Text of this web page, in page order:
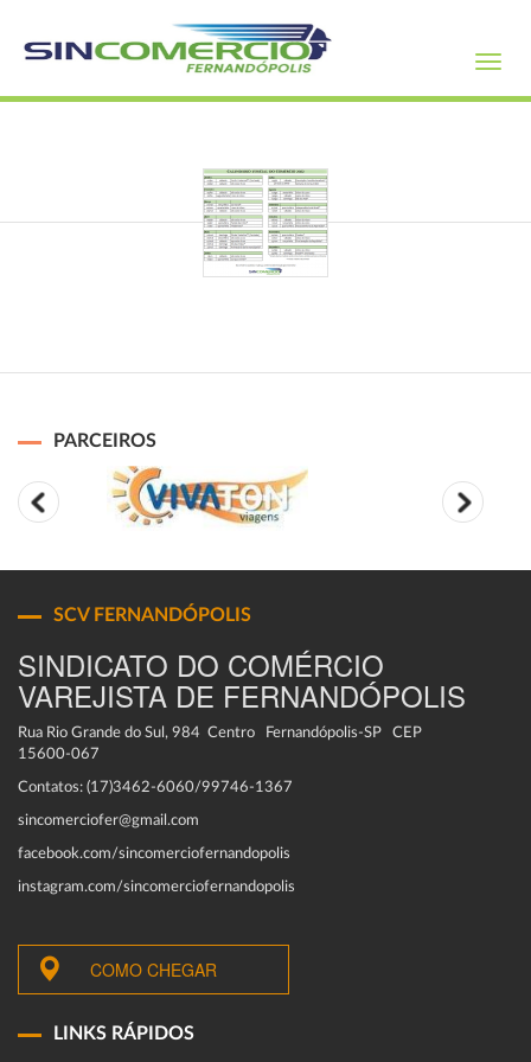
PARCEIROS
SCV FERNANDÓPOLIS
SINDICATO DO COMÉRCIO
VAREJISTA DE FERNANDÓPOLIS
Rua Rio Grande do Sul, 984 Centro Fernandópolis-SP CEP
15600-067
Contatos: (17)3462-6060/99746-1367
sincomerciofer@gmail.com
facebook.com/sincomerciofernandopolis
instagram.com/sincomerciofernandopolis
COMO CHEGAR
LINKS RÁPIDOS